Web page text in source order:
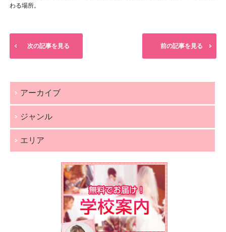
わる場所。
次の記事を見る 前の記事を見る
アーカイブ
ジャンル
エリア